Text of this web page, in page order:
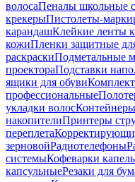
волосаПеналы школьные
крекерыПистолеты-
карандашКлейкие ленты
кожиПленки защитные
раскраскиПодметальные
проектораПодставки
ящики для обуви
профессиональные
укладки волос
накопителиПринтеры
переплета
зерновойРадиотелефоны
системыКофеварки
капсульныеРезаки для